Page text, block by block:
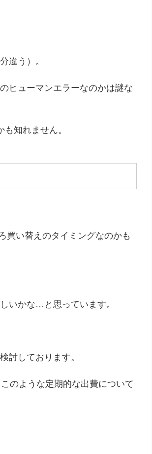
違う）。
ヒューマンエラーなのかは謎な
知れません。
買い替えのタイミングなのかも
いかな…と思っています。
討しております。
のような定期的な出費について